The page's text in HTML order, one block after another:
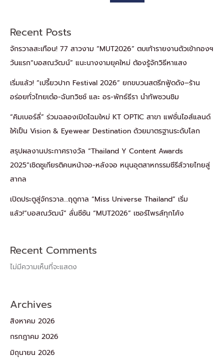
Recent Posts
จักรวาลสะเทือน! 77 สาวงาม “MUT2026” ตบเท้ารายงานตัวเข้ากองฯ
วันแรก“บอสณวัฒน์” แนะนางงามยุคใหม่ ต้องรู้จักวิธีหาแสง
เริ่มแล้ว! “เปรี้ยวปาก Festival 2026” ยกขบวนสตรีทฟู้ดดัง–ร้าน
อร่อยทั่วไทยเต๋อ-ฉันทวิชช์ และ อร-พัทธ์ธีรา นำทัพชวนชิม
“คิมเบอร์ลี่” ร่วมฉลองเปิดโฉมใหม่ KT OPTIC สาขา แฟชั่นไอส์แลนด์
ให้เป็น Vision & Eyewear Destination ด้วยมาตรฐานระดับโลก
สรุปผลงานประกาศรางวัล “Thailand Y Content Awards
2025”เชิดชูเกียรติคนหน้าจอ-หลังจอ หนุนอุตสาหกรรมซีรีส์วายไทยสู่
สากล
เปิดประตูสู่จักรวาล…ฤดูกาล “Miss Universe Thailand” เริ่ม
แล้ว!“บอสณวัฒน์” ลั่นซีซัน “MUT2026” เซอร์ไพรส์ทุกโค้ง
Recent Comments
ไม่มีความเห็นที่จะแสดง
Archives
สิงหาคม 2026
กรกฎาคม 2026
มิถุนายน 2026